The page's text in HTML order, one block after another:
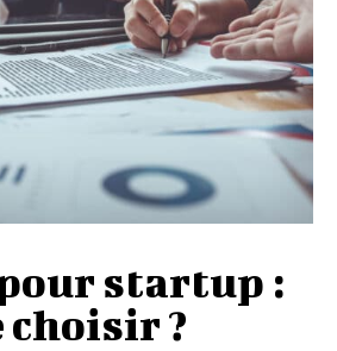
startup :
?